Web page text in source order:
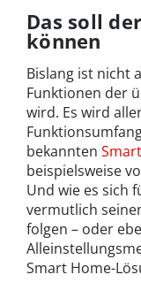
Das soll
können
Bislang ist nicht
Funktionen der
wird. Es wird
bekannten
beispielsweise
Und wie es sich
vermutlich
folgen – oder
Smart Home-